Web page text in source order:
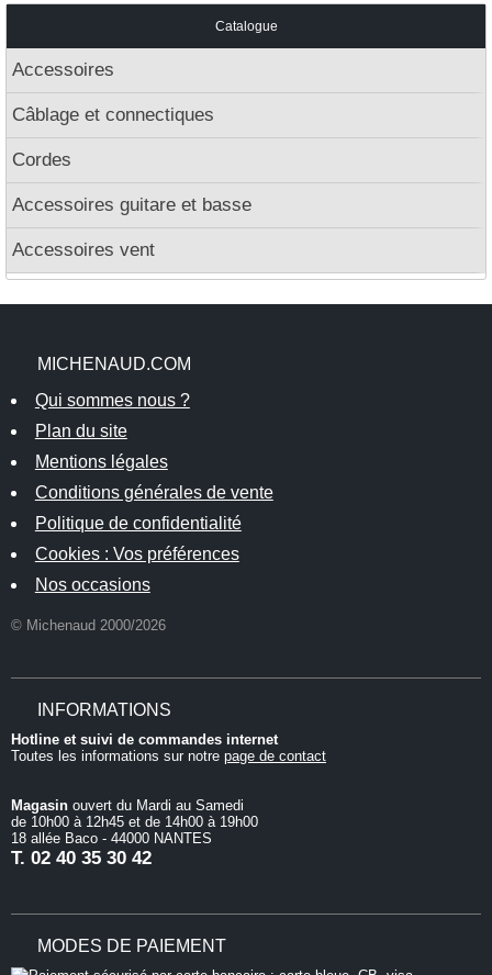
Catalogue
Accessoires
Câblage et connectiques
Cordes
Accessoires guitare et basse
Accessoires vent
MICHENAUD.COM
Qui sommes nous ?
Plan du site
Mentions légales
Conditions générales de vente
Politique de confidentialité
Cookies : Vos préférences
Nos occasions
© Michenaud 2000/2026
INFORMATIONS
Hotline et suivi de commandes internet
Toutes les informations sur notre page de contact
Magasin ouvert du Mardi au Samedi
de 10h00 à 12h45 et de 14h00 à 19h00
18 allée Baco - 44000 NANTES
T. 02 40 35 30 42
MODES DE PAIEMENT